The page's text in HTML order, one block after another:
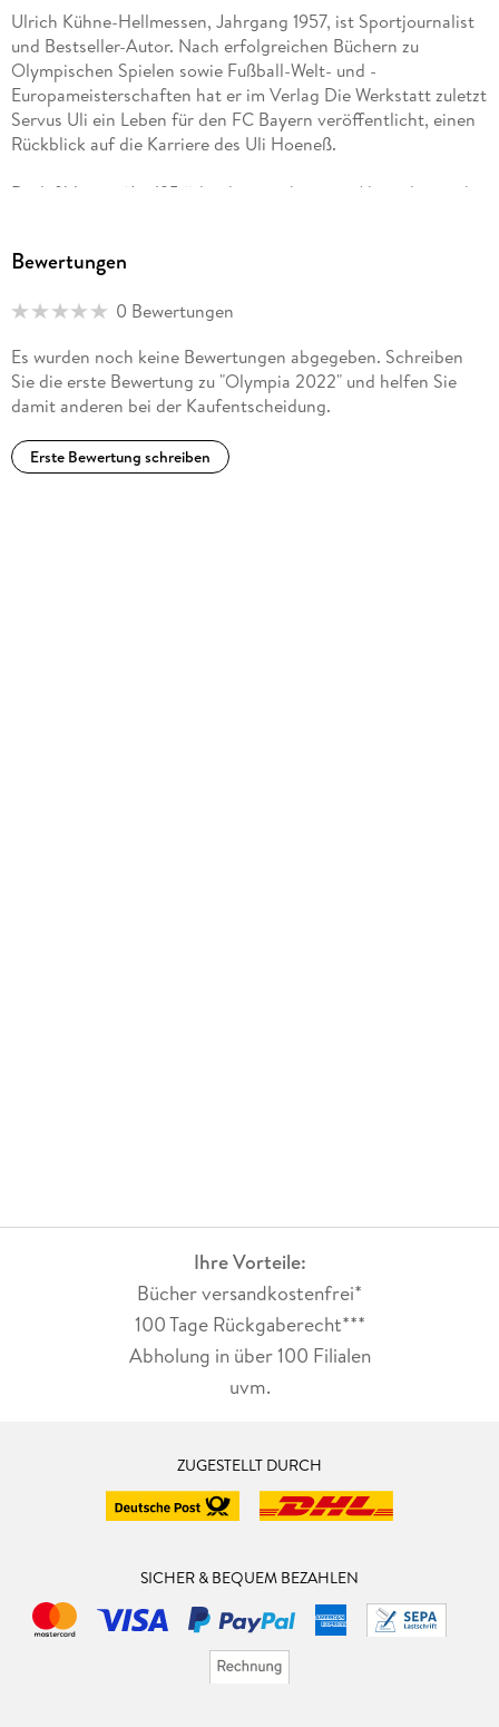
Ulrich Kühne-Hellmessen, Jahrgang 1957, ist Sportjournalist
und Bestseller-Autor. Nach erfolgreichen Büchern zu
Olympischen Spielen sowie Fußball-Welt- und -
Europameisterschaften hat er im Verlag Die Werkstatt zuletzt
Servus Uli ein Leben für den FC Bayern veröffentlicht, einen
Rückblick auf die Karriere des Uli Hoeneß.
Detlef Vetten (Jg. 1956) landete nach einem Abstecher in die
und Sports. Nach zehn Jahren als freier Journalist übernahm
führte die Lokalredaktion der AZ, war Chefreporter der
Orpheus. Der Extremsportler wurde mehrfach mit Preisen
des Verbands Deutscher Sportjournalisten ausgezeichnet,
schrieb ein Standardwerk u ber Adidas, verfasste eine
autorisierte Biografie über den Boxer Henry Maske und die
literarische Reportage 50 Tage lebenslänglich. Sie landete
Bewertungen
0 Bewertungen
Es wurden noch keine Bewertungen abgegeben. Schreiben
Sie die erste Bewertung zu "Olympia 2022" und helfen Sie
damit anderen bei der Kaufentscheidung.
Erste Bewertung schreiben
Ihre Vorteile:
Bücher versandkostenfrei*
100 Tage Rückgaberecht***
Abholung in über 100 Filialen
uvm.
ZUGESTELLT DURCH
SICHER & BEQUEM BEZAHLEN